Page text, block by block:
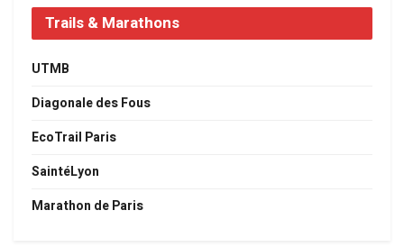
Trails & Marathons
UTMB
Diagonale des Fous
EcoTrail Paris
SaintéLyon
Marathon de Paris